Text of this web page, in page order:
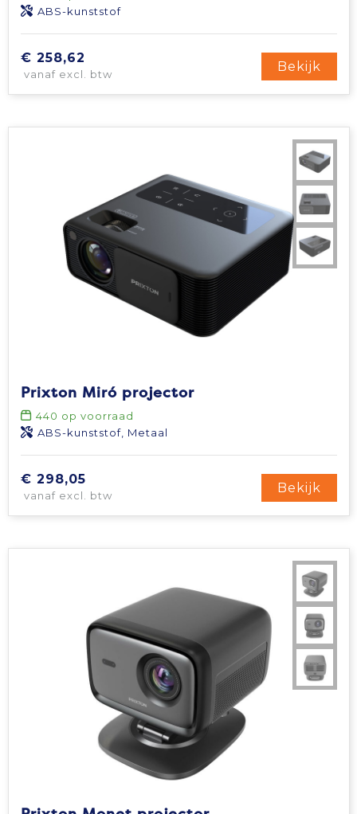
ABS-kunststof
€ 258,62
vanaf excl. btw
Bekijk
Prixton Miró projector
440 op voorraad
ABS-kunststof, Metaal
€ 298,05
vanaf excl. btw
Bekijk